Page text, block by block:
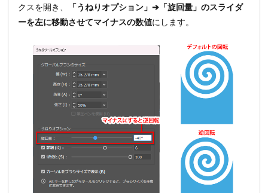
クスを開き、
「うねりオプション」➔「旋回量」のスライダ
ーを左に移動させてマイナスの数値にします。